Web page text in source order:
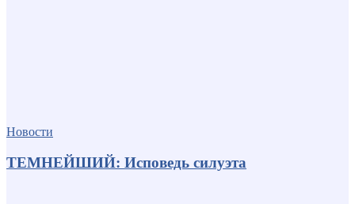
Новости
ТЕМНЕЙШИЙ: Исповедь силуэта